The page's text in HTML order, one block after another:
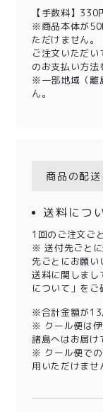
【手数料】330
※商品本体が
ただけません。
ご注文いただ
のお支払い方法
※一部地域（離
ん。
商品の配
送料につ
1回のご注文ご
※ 送付先ごとに
先ごとにお願い
送料に関しまし
について」をご
※合計金額が
※ クール便は伊
諸島へはお届け
※ クール便での
用いただけませ